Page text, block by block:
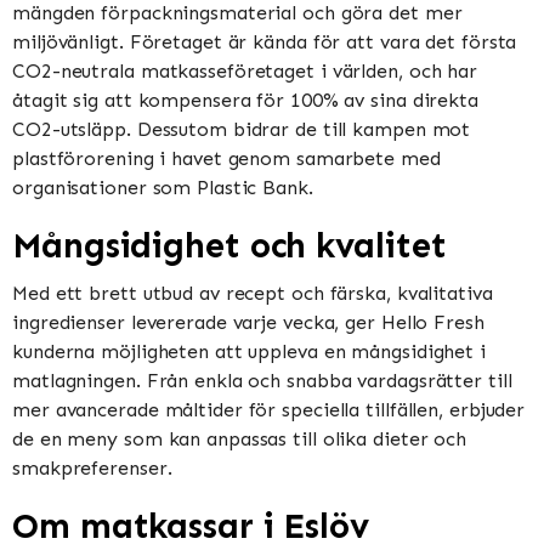
mängden förpackningsmaterial och göra det mer
miljövänligt. Företaget är kända för att vara det första
CO2-neutrala matkasseföretaget i världen, och har
åtagit sig att kompensera för 100% av sina direkta
CO2-utsläpp. Dessutom bidrar de till kampen mot
plastförorening i havet genom samarbete med
organisationer som Plastic Bank.
Mångsidighet och kvalitet
Med ett brett utbud av recept och färska, kvalitativa
ingredienser levererade varje vecka, ger Hello Fresh
kunderna möjligheten att uppleva en mångsidighet i
matlagningen. Från enkla och snabba vardagsrätter till
mer avancerade måltider för speciella tillfällen, erbjuder
de en meny som kan anpassas till olika dieter och
smakpreferenser.
Om matkassar i Eslöv